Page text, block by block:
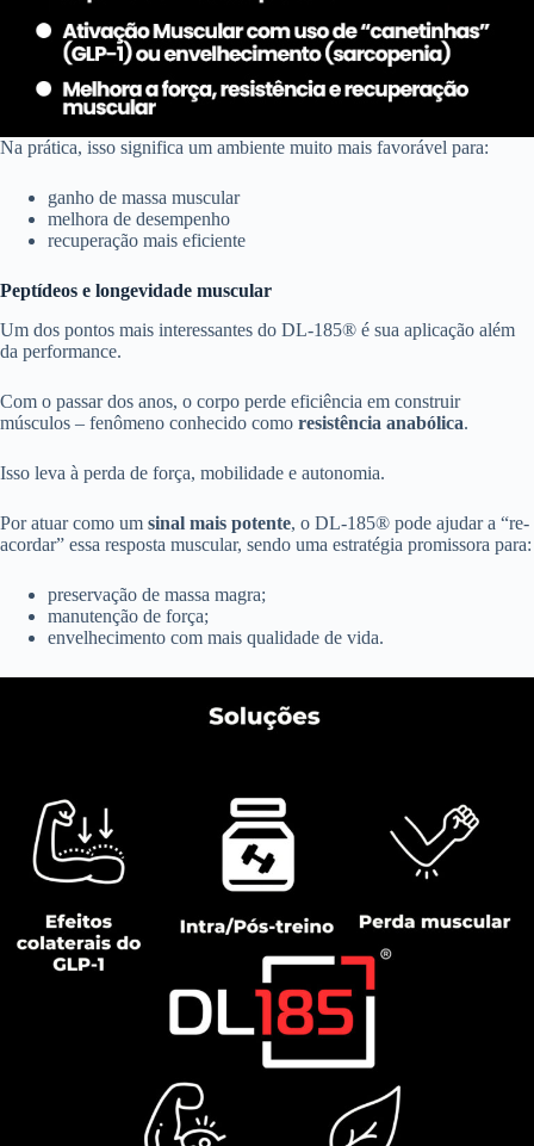
Na prática, isso significa um ambiente muito mais favorável para:
ganho de massa muscular
melhora de desempenho
recuperação mais eficiente
Peptídeos e longevidade muscular
Um dos pontos mais interessantes do DL-185® é sua aplicação além
da performance.
Com o passar dos anos, o corpo perde eficiência em construir
músculos – fenômeno conhecido como resistência anabólica.
Isso leva à perda de força, mobilidade e autonomia.
Por atuar como um sinal mais potente, o DL-185® pode ajudar a “re-
acordar” essa resposta muscular, sendo uma estratégia promissora para:
preservação de massa magra;
manutenção de força;
envelhecimento com mais qualidade de vida.